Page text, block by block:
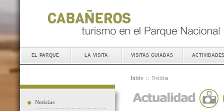
el parque la visita visitas guiadas actividades
Noticias
Inicio :: Noticias